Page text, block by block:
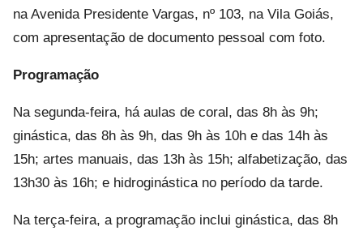
na Avenida Presidente Vargas, nº 103, na Vila Goiás,
com apresentação de documento pessoal com foto.
Programação
Na segunda-feira, há aulas de coral, das 8h às 9h;
ginástica, das 8h às 9h, das 9h às 10h e das 14h às
15h; artes manuais, das 13h às 15h; alfabetização, das
13h30 às 16h; e hidroginástica no período da tarde.
Na terça-feira, a programação inclui ginástica, das 8h